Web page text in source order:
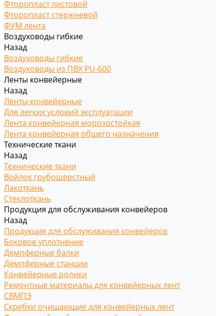
Фторопласт листовой
Фторопласт стержневой
ФУМ лента
Воздуховоды гибкие
Назад
Воздуховоды гибкие
Воздуховоды из ПВХ PU-600
Ленты конвейерные
Назад
Ленты конвейерные
Для легких условий эксплуатации
Лента конвейерная морозостойкая
Лента конвейерная общего назначения
Технические ткани
Назад
Технические ткани
Войлок грубошерстный
Лакоткань
Стеклоткань
Продукция для обслуживания конвейеров
Назад
Продукция для обслуживания конвейеров
Боковое уплотнение
Демпферные балки
Демпферные станции
Конвейерные ролики
Ремонтные материалы для конвейерных лент
СВМПЭ
Скребки очищающие для конвейерных лент